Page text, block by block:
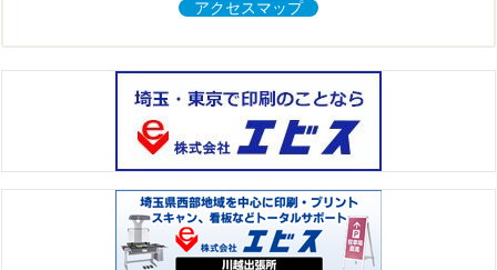
アクセスマップ